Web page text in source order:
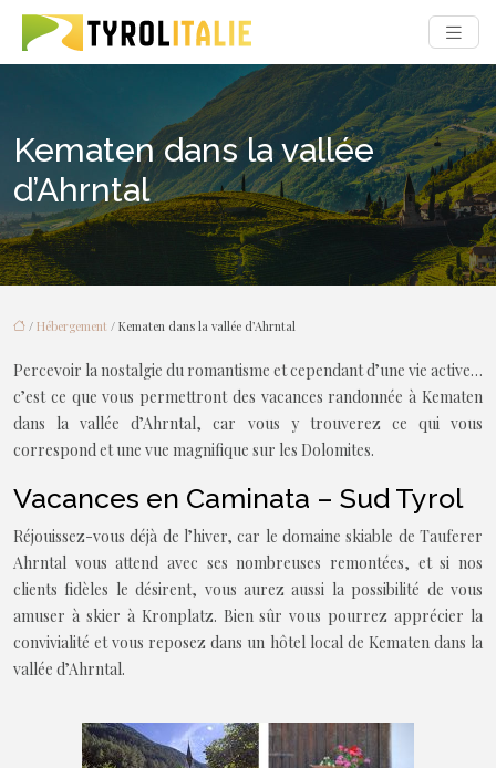
Kematen dans la vallée
d’Ahrntal
/ Hébergement / Kematen dans la vallée d’Ahrntal
Percevoir la nostalgie du romantisme et cependant d’une vie active…
c’est ce que vous permettront des vacances randonnée à Kematen
dans la vallée d’Ahrntal, car vous y trouverez ce qui vous
correspond et une vue magnifique sur les Dolomites.
Vacances en Caminata – Sud Tyrol
Réjouissez-vous déjà de l’hiver, car le domaine skiable de Tauferer
Ahrntal vous attend avec ses nombreuses remontées, et si nos
clients fidèles le désirent, vous aurez aussi la possibilité de vous
amuser à skier à Kronplatz. Bien sûr vous pourrez apprécier la
convivialité et vous reposez dans un hôtel local de Kematen dans la
vallée d’Ahrntal.